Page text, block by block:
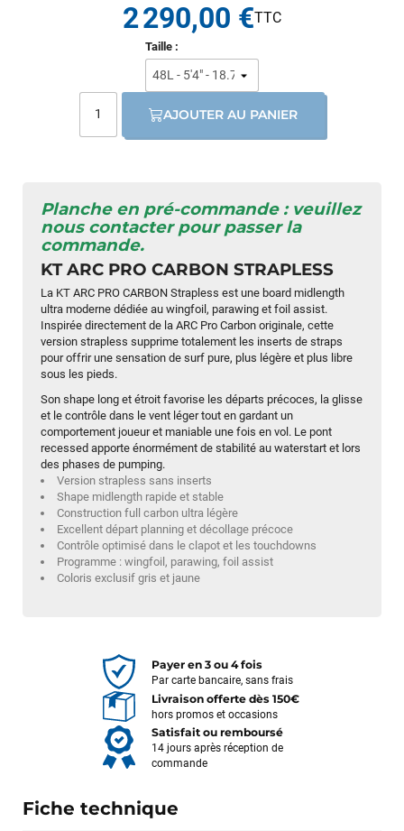
Planche en pré-commande : veuillez
nous contacter pour passer la
commande.
KT ARC PRO CARBON STRAPLESS
La KT ARC PRO CARBON Strapless est une board midlength
ultra moderne dédiée au wingfoil, parawing et foil assist.
Inspirée directement de la ARC Pro Carbon originale, cette
version strapless supprime totalement les inserts de straps
pour offrir une sensation de surf pure, plus légère et plus libre
sous les pieds.
Son shape long et étroit favorise les départs précoces, la glisse
et le contrôle dans le vent léger tout en gardant un
comportement joueur et maniable une fois en vol. Le pont
recessed apporte énormément de stabilité au waterstart et lors
des phases de pumping.
Version strapless sans inserts
Shape midlength rapide et stable
Construction full carbon ultra légère
Excellent départ planning et décollage précoce
Contrôle optimisé dans le clapot et les touchdowns
Programme : wingfoil, parawing, foil assist
Coloris exclusif gris et jaune
Taille :
2 290,00 €
AJOUTER AU PANIER
Payer en 3 ou 4 fois
Par carte bancaire, sans frais
Livraison offerte dès 150€
hors promos et occasions
Satisfait ou remboursé
14 jours après réception de
commande
Fiche technique